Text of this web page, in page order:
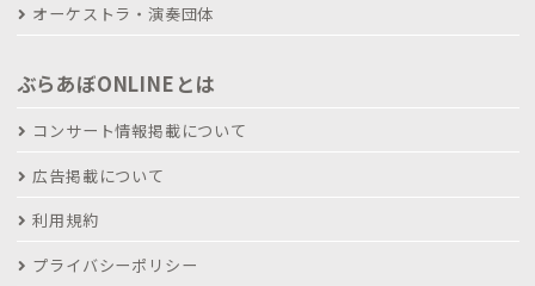
オーケストラ・演奏団体
ぶらあぼONLINEとは
コンサート情報掲載について
広告掲載について
利用規約
プライバシーポリシー